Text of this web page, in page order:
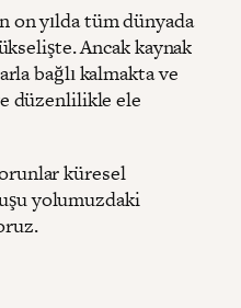
on yılda tüm dünyada
Ancak kaynak
bağlı kalmakta ve
düzenlilikle ele
küresel
yolumuzdaki